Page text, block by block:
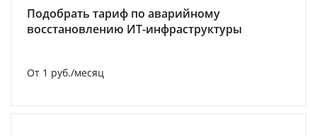
Подобрать тариф по аварийному
восстановлению ИТ-инфраструктуры
От 1 руб./месяц